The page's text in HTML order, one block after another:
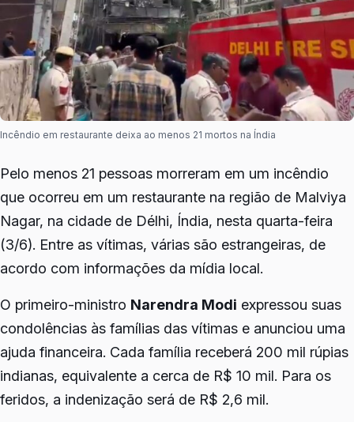
Incêndio em restaurante deixa ao menos 21 mortos na Índia
Pelo menos 21 pessoas morreram em um incêndio
que ocorreu em um restaurante na região de Malviya
Nagar, na cidade de Délhi, Índia, nesta quarta-feira
(3/6). Entre as vítimas, várias são estrangeiras, de
acordo com informações da mídia local.
O primeiro-ministro Narendra Modi expressou suas
condolências às famílias das vítimas e anunciou uma
ajuda financeira. Cada família receberá 200 mil rúpias
indianas, equivalente a cerca de R$ 10 mil. Para os
feridos, a indenização será de R$ 2,6 mil.